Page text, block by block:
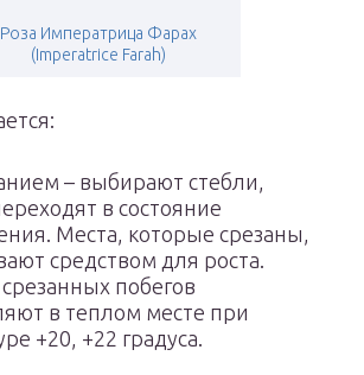
Роза Императрица Фарах
(Imperatrice Farah)
– выбирают стебли,
в состояние
Места, которые срезаны,
средством для роста.
побегов
в теплом месте при
+20, +22 градуса.